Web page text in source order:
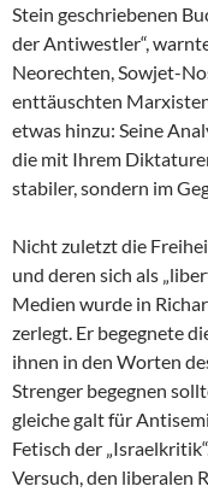
Stein geschriebenen
der Antiwestler“,
Neorechten, Sowjet-
enttäuschten
etwas hinzu: Seine
die mit Ihrem
stabiler, sondern im
Nicht zuletzt die
und deren sich als
Medien wurde in
zerlegt. Er begegnete
ihnen in den Worten
Strenger begegnen
gleiche galt für
Fetisch der
Versuch, den liberalen